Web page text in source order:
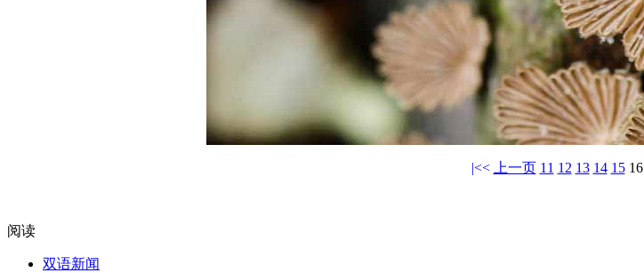
|<< 上一页 11 12 13 14 15 16
阅读
双语新闻